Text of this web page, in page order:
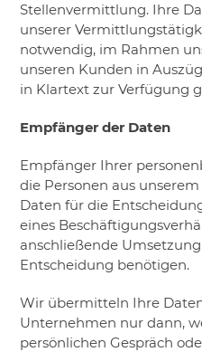
Stellenvermittlung. Ihre
unserer
notwendig, im Rahmen
unseren Kunden in
in Klartext zur Verfügung
Empfänger der Daten
Empfänger Ihrer
die Personen aus
Daten für die
eines
anschließende
Entscheidung benötigen.
Wir übermitteln Ihre
Unternehmen nur dann,
persönlichen Gespräch